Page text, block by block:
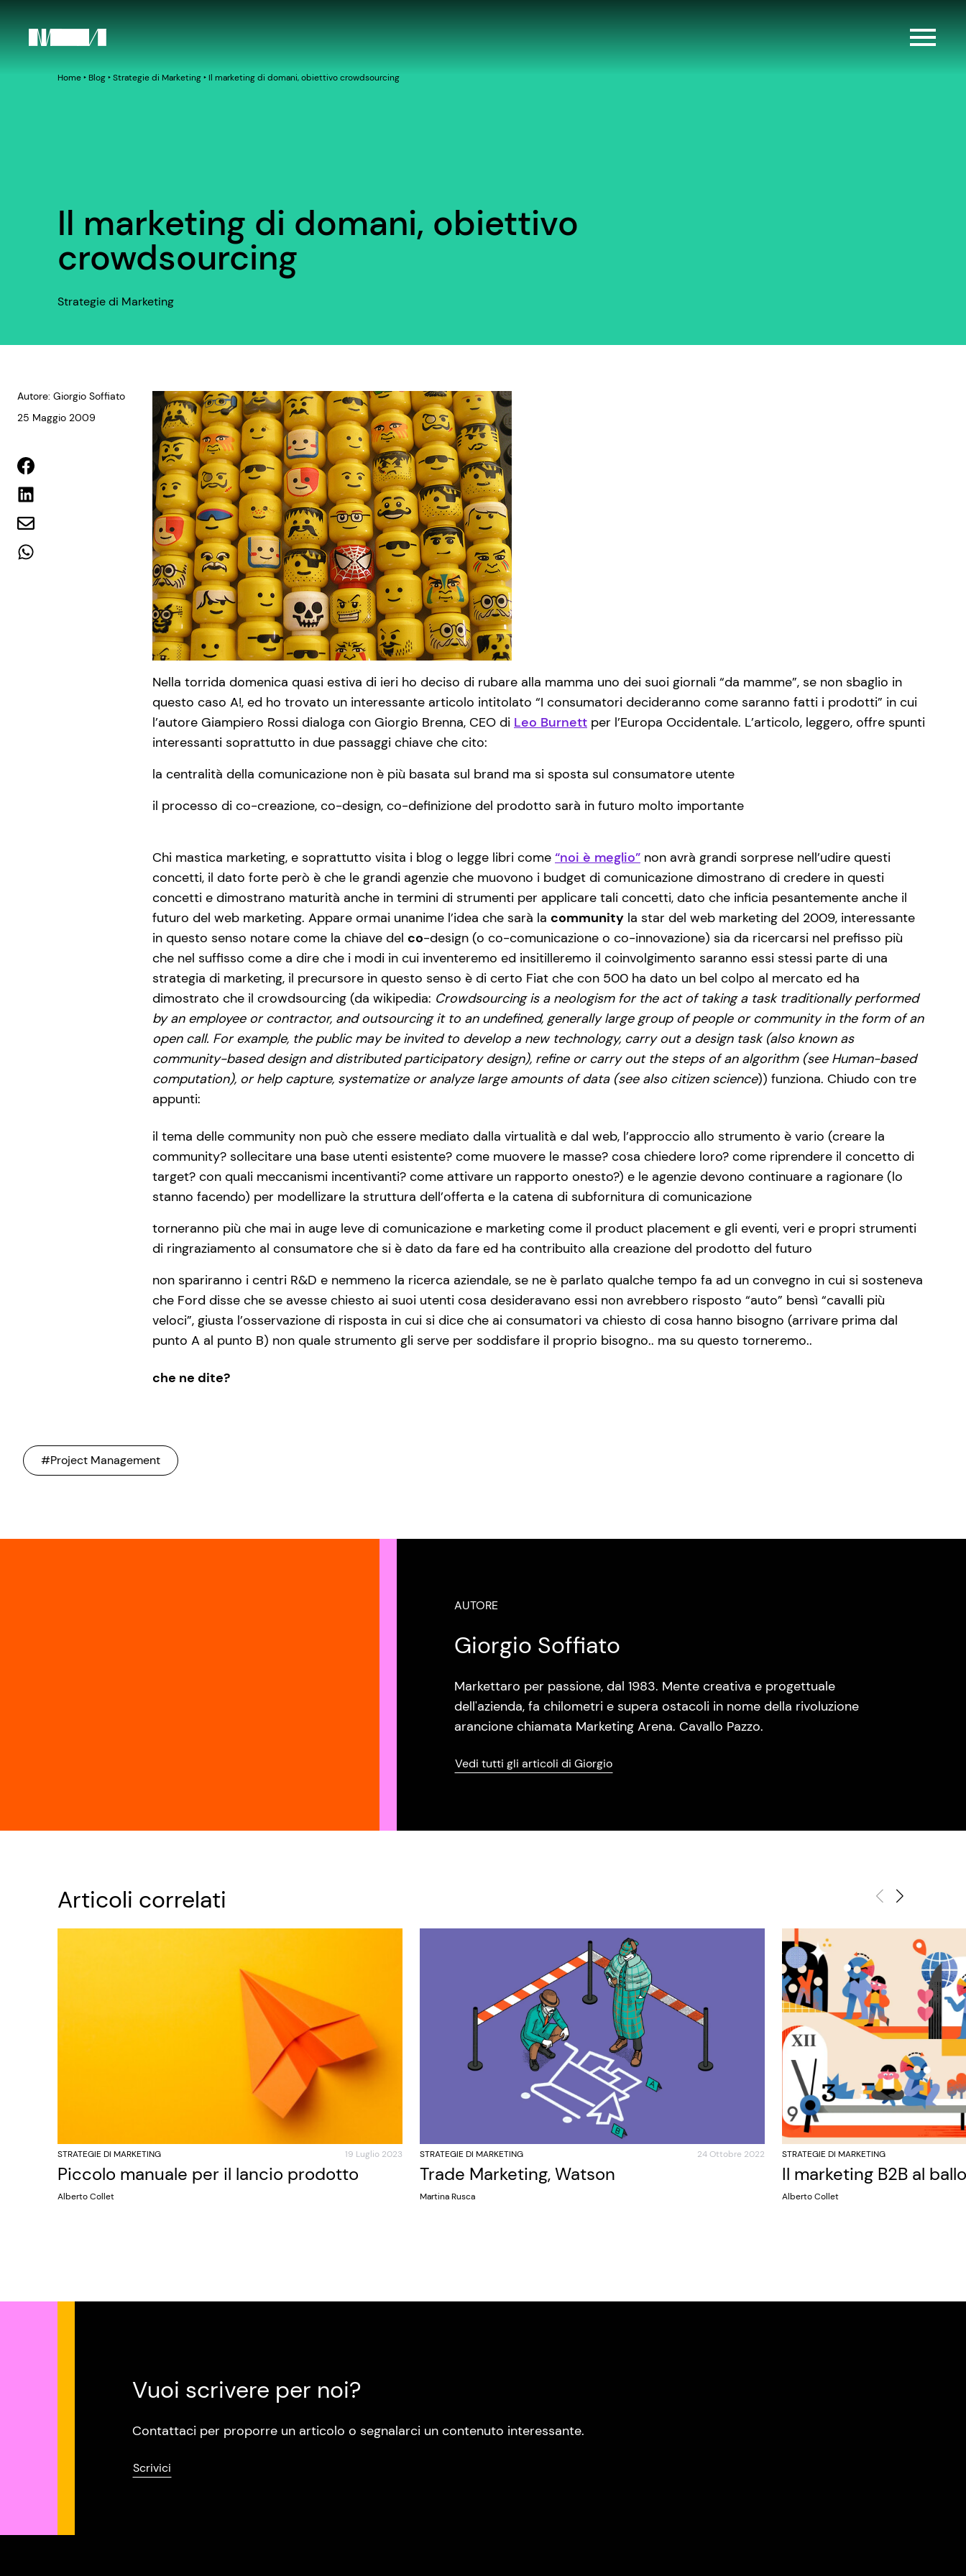
Home‣ Blog‣Strategie di Marketing‣ Il marketing di domani, obiettivo crowdsourcing
Il marketing di domani, obiettivo
crowdsourcing
Strategie di Marketing
Autore: Giorgio Soffiato
25 Maggio 2009
Nella torrida domenica quasi estiva di ieri ho deciso di rubare alla mamma uno dei suoi giornali “da mamme”, se non sbaglio in
questo caso A!, ed ho trovato un interessante articolo intitolato “I consumatori decideranno come saranno fatti i prodotti” in cui
l’autore Giampiero Rossi dialoga con Giorgio Brenna, CEO di Leo Burnett per l’Europa Occidentale. L’articolo, leggero, offre spunti
interessanti soprattutto in due passaggi chiave che cito:
la centralità della comunicazione non è più basata sul brand ma si sposta sul consumatore utente
il processo di co-creazione, co-design, co-definizione del prodotto sarà in futuro molto importante
Chi mastica marketing, e soprattutto visita i blog o legge libri come “noi è meglio” non avrà grandi sorprese nell’udire questi
concetti, il dato forte però è che le grandi agenzie che muovono i budget di comunicazione dimostrano di credere in questi
concetti e dimostrano maturità anche in termini di strumenti per applicare tali concetti, dato che inficia pesantemente anche il
futuro del web marketing. Appare ormai unanime l’idea che sarà la community la star del web marketing del 2009, interessante
in questo senso notare come la chiave del co-design (o co-comunicazione o co-innovazione) sia da ricercarsi nel prefisso più
che nel suffisso come a dire che i modi in cui inventeremo ed insitilleremo il coinvolgimento saranno essi stessi parte di una
strategia di marketing, il precursore in questo senso è di certo Fiat che con 500 ha dato un bel colpo al mercato ed ha
dimostrato che il crowdsourcing (da wikipedia: Crowdsourcing is a neologism for the act of taking a task traditionally performed
by an employee or contractor, and outsourcing it to an undefined, generally large group of people or community in the form of an
open call. For example, the public may be invited to develop a new technology, carry out a design task (also known as
community-based design and distributed participatory design), refine or carry out the steps of an algorithm (see Human-based
computation), or help capture, systematize or analyze large amounts of data (see also citizen science)) funziona. Chiudo con tre
appunti:
il tema delle community non può che essere mediato dalla virtualità e dal web, l’approccio allo strumento è vario (creare la
community? sollecitare una base utenti esistente? come muovere le masse? cosa chiedere loro? come riprendere il concetto di
target? con quali meccanismi incentivanti? come attivare un rapporto onesto?) e le agenzie devono continuare a ragionare (lo
stanno facendo) per modellizare la struttura dell’offerta e la catena di subfornitura di comunicazione
torneranno più che mai in auge leve di comunicazione e marketing come il product placement e gli eventi, veri e propri strumenti
di ringraziamento al consumatore che si è dato da fare ed ha contribuito alla creazione del prodotto del futuro
non spariranno i centri R&D e nemmeno la ricerca aziendale, se ne è parlato qualche tempo fa ad un convegno in cui si sosteneva
che Ford disse che se avesse chiesto ai suoi utenti cosa desideravano essi non avrebbero risposto “auto” bensì “cavalli più
veloci”, giusta l’osservazione di risposta in cui si dice che ai consumatori va chiesto di cosa hanno bisogno (arrivare prima dal
punto A al punto B) non quale strumento gli serve per soddisfare il proprio bisogno.. ma su questo torneremo..
che ne dite?
#Project Management
AUTORE
Giorgio Soffiato
Markettaro per passione, dal 1983. Mente creativa e progettuale
dell'azienda, fa chilometri e supera ostacoli in nome della rivoluzione
arancione chiamata Marketing Arena. Cavallo Pazzo.
Vedi tutti gli articoli di Giorgio
Articoli correlati
STRATEGIE DI MARKETING 19 Luglio 2023
Piccolo manuale per il lancio prodotto
Alberto Collet
STRATEGIE DI MARKETING 24 Ottobre 2022
Trade Marketing, Watson
Martina Rusca
STRATEGIE DI MARKETING
Il marketing B2B al
Alberto Collet
Vuoi scrivere per noi?
Contattaci per proporre un articolo o segnalarci un contenuto interessante.
Scrivici